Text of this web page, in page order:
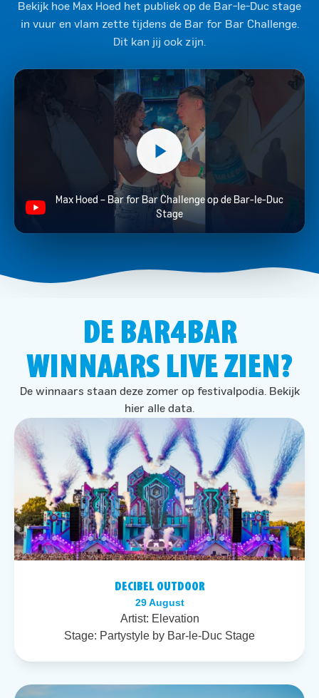
Bekijk hoe Max Hoed het publiek op de Bar-le-Duc stage
in vuur en vlam zette tijdens de Bar for Bar Challenge.
Dit kan jij ook zijn.
Max Hoed – Bar for Bar Challenge op de Bar-le-Duc
Stage
DE BAR4BAR
WINNAARS LIVE ZIEN?
De winnaars staan deze zomer op festivalpodia. Bekijk
hier alle data.
DECIBEL OUTDOOR
29 August
Artist: Elevation
Stage: Partystyle by Bar-le-Duc Stage